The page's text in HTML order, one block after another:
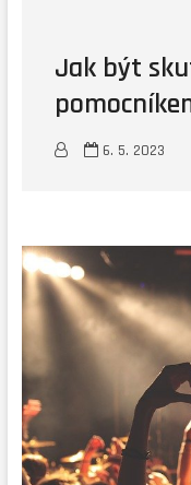
Jak být
6. 5. 2023